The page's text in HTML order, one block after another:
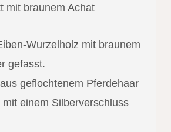
mit braunem Achat
Wurzelholz mit braunem
gefasst.
geflochtenem Pferdehaar
einem Silberverschluss